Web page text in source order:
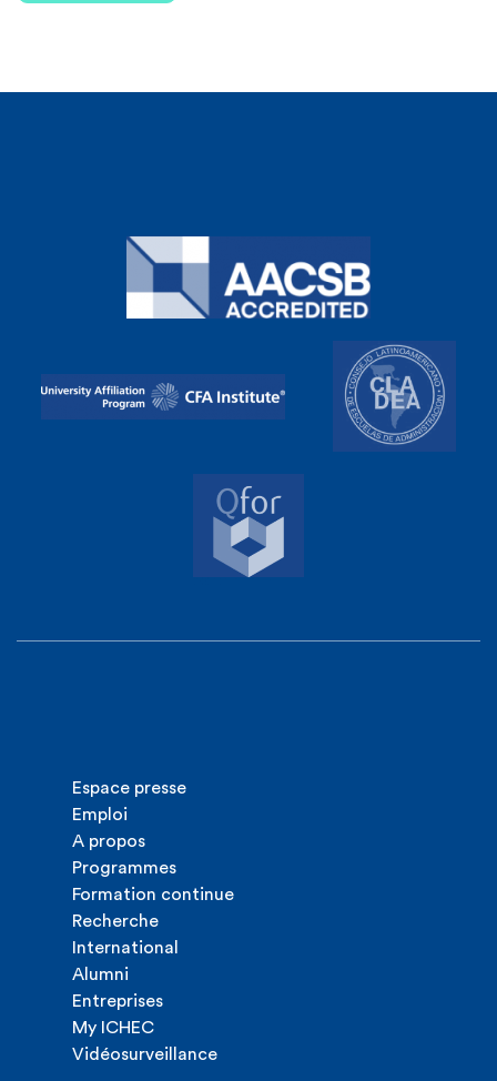
Espace presse
Emploi
A propos
Programmes
Formation continue
Recherche
International
Alumni
Entreprises
My ICHEC
Vidéosurveillance